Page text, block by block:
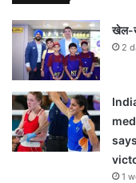
खेल-
2
1